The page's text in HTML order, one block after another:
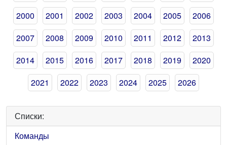
2000
2001 2002 2003 2004 2005
2006
2007
2008 2009 2010 2011 2012
2013
2014
2015 2016 2017 2018 2019
2020
2021
2022 2023 2024 2025 2026
Списки:
Команды